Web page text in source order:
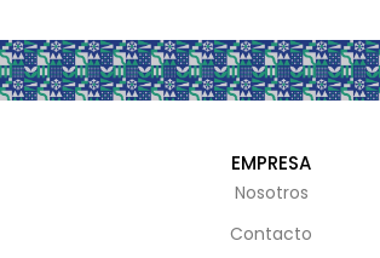
EMPRESA
Nosotros
Contacto